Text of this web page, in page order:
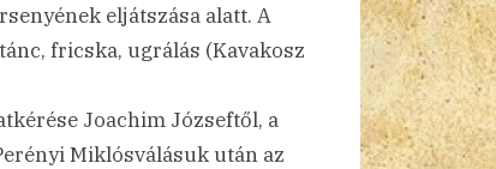
eljátszása alatt. A
fricska, ugrálás (Kavakosz
Joachim Józseftől, a
Miklósválásuk után az